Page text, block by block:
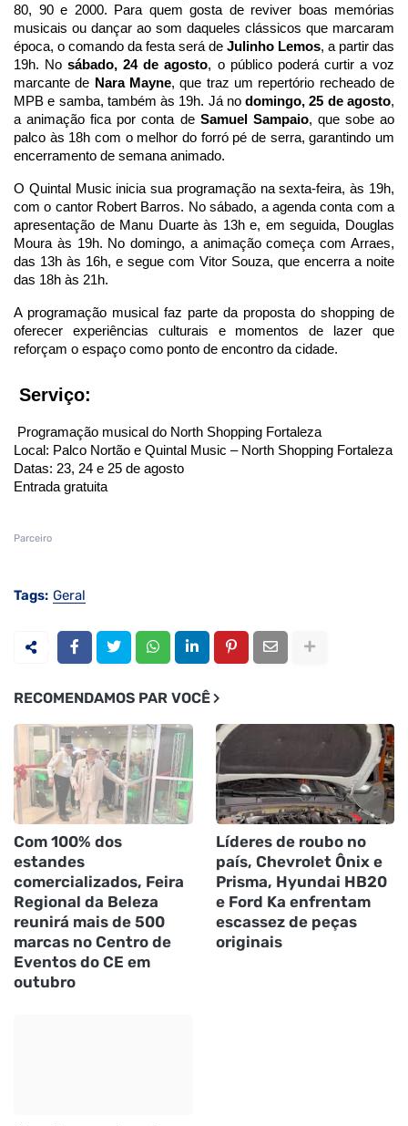
80, 90 e 2000. Para quem gosta de reviver boas memórias
musicais ou dançar ao som daqueles clássicos que marcaram
época, o comando da festa será de Julinho Lemos, a partir das
19h. Nosábado, 24 de agosto, o público poderá curtir a voz
marcante de Nara Mayne, que traz um repertório recheado de
MPB e samba, também às 19h. Já nodomingo, 25 de agosto,
a animação fica por conta de Samuel Sampaio, que sobe ao
palco às 18h com o melhor do forró pé de serra, garantindo um
encerramento de semana animado.
O Quintal Music inicia sua programação na sexta-feira, às 19h,
com o cantor Robert Barros. No sábado, a agenda conta com a
apresentação de Manu Duarte às 13h e, em seguida, Douglas
Moura às 19h. No domingo, a animação começa com Arraes,
das 13h às 16h, e segue com Vitor Souza, que encerra a noite
das 18h às 21h.
A programação musical faz parte da proposta do shopping de
oferecer experiências culturais e momentos de lazer que
reforçam o espaço como ponto de encontro da cidade.
Serviço:
Programação musical do North Shopping Fortaleza
Local: Palco Nortão e Quintal Music – North Shopping Fortaleza
Datas: 23, 24 e 25 de agosto
Entrada gratuita
Parceiro
Tags: Geral
RECOMENDAMOS PAR VOCÊ
Com 100% dos
estandes
comercializados, Feira
Regional da Beleza
reunirá mais de 500
marcas no Centro de
Eventos do CE em
outubro
Líderes de roubo no
país, Chevrolet Ônix e
Prisma, Hyundai HB20
e Ford Ka enfrentam
escassez de peças
originais